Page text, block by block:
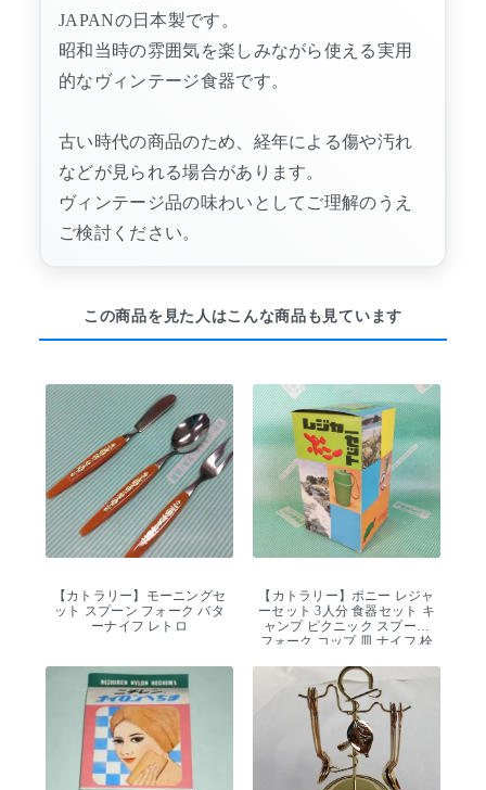
JAPANの日本製です。
昭和当時の雰囲気を楽しみながら使える実用
的なヴィンテージ食器です。
古い時代の商品のため、経年による傷や汚れ
などが見られる場合があります。
ヴィンテージ品の味わいとしてご理解のうえ
ご検討ください。
この商品を見た人はこんな商品も見ています
【カトラリー】モーニングセ
ット スプーン フォーク バタ
ーナイフ レトロ
【カトラリー】ポニー レジャ
ーセット 3人分 食器セット キ
ャンプ ピクニック スプーン
フォーク コップ 皿 ナイフ 栓